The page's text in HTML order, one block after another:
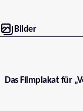
Bilder
Das Filmplakat für